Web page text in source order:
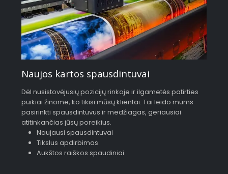
Naujos kartos spausdintuvai
Dėl nusistovėjusių pozicijų rinkoje ir ilgametės patirties
puikiai žinome, ko tikisi mūsų klientai. Tai leido mums
pasirinkti spausdintuvus ir medžiagas, geriausiai
atitinkančias jūsų poreikius.
Naujausi spausdintuvai
Tikslus apdirbimas
Aukštos raiškos spaudiniai